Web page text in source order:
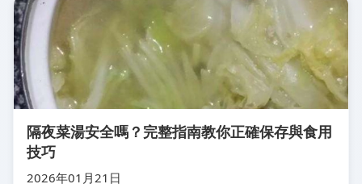
隔夜菜湯安全嗎？完整指南教你正確保存與食用
技巧
2026年01月21日